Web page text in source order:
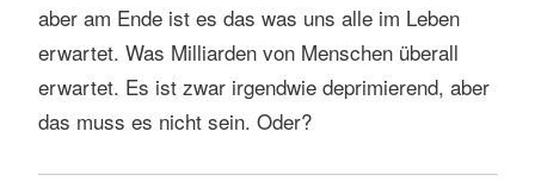
aber am Ende ist es das was uns alle im Leben
erwartet. Was Milliarden von Menschen überall
erwartet. Es ist zwar irgendwie deprimierend, aber
das muss es nicht sein. Oder?